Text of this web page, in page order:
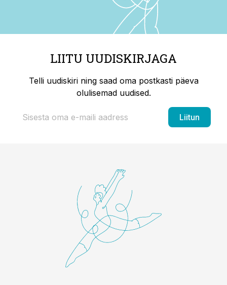
LIITU UUDISKIRJAGA
Telli uudiskiri ning saad oma postkasti päeva
olulisemad uudised.
Liitun